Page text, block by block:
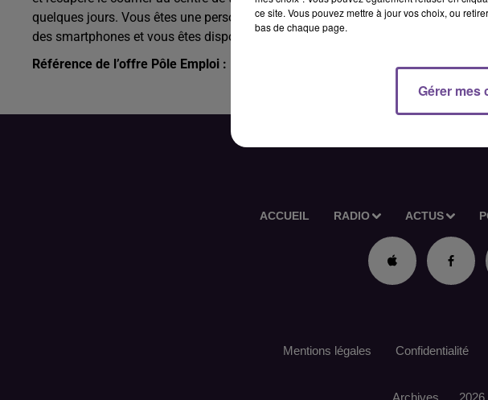
quelques jours. Vous êtes une personne rigoureuse, organisée avec un bon
des smartphones et vous êtes disponible le samedi. Le permis B est obligatoire.
Référence de l’offre Pôle Emploi : 143MNMQ
ACCUEIL RADIO ACTUS
Mentions légales Confidentialité
ce site. Vous pouvez mettre à jour vos choix, ou
bas de chaque page.
Gérer mes